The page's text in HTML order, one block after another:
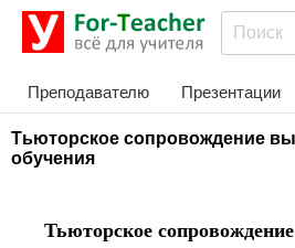
Преподавателю Презентации
Тьюторское сопровождение
обучения
Тьюторское